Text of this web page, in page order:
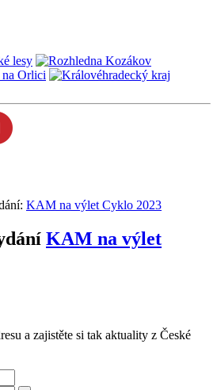
KAM na výlet Cyklo 2023
KAM na výlet
a zajistěte si tak aktuality z České